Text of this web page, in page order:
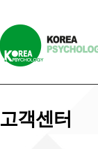
고객센터